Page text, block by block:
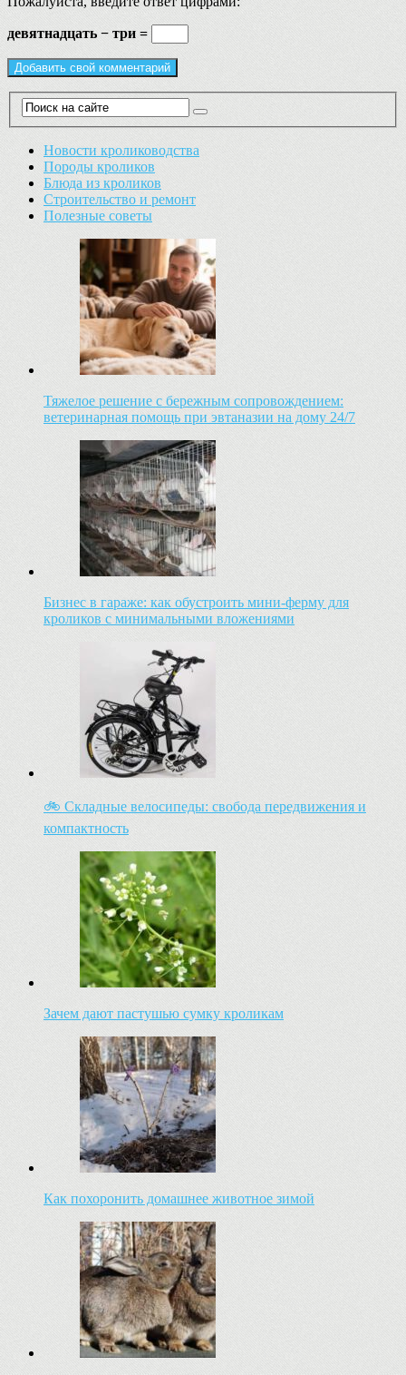
девятнадцать − три =
Новости кролиководства
Породы кроликов
Блюда из кроликов
Строительство и ремонт
Полезные советы
Тяжелое решение с бережным сопровождением:
ветеринарная помощь при эвтаназии на дому 24/7
Бизнес в гараже: как обустроить мини-ферму для
кроликов с минимальными вложениями
🚲 Складные велосипеды: свобода передвижения и
компактность
Зачем дают пастушью сумку кроликам
Как похоронить домашнее животное зимой